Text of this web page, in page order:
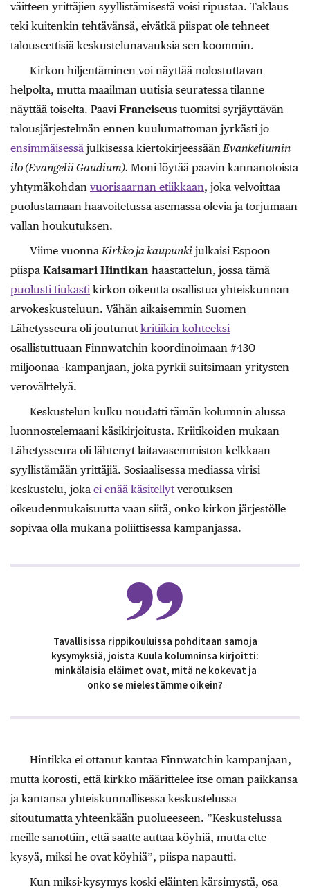
väitteen yrittäjien syyllistämisestä voisi ripustaa. Taklaus
teki kuitenkin tehtävänsä, eivätkä piispat ole tehneet
talouseettisiä keskustelunavauksia sen koommin.
Kirkon hiljentäminen voi näyttää nolostuttavan
helpolta, mutta maailman uutisia seuratessa tilanne
näyttää toiselta. Paavi Franciscus tuomitsi syrjäyttävän
talousjärjestelmän ennen kuulumattoman jyrkästi jo
ensimmäisessä julkisessa kiertokirjeessään Evankeliumin
ilo (Evangelii Gaudium). Moni löytää paavin kannanotoista
yhtymäkohdan vuorisaarnan etiikkaan, joka velvoittaa
puolustamaan haavoitetussa asemassa olevia ja torjumaan
vallan houkutuksen.
Viime vuonna Kirkko ja kaupunki julkaisi Espoon
piispa Kaisamari Hintikan haastattelun, jossa tämä
puolusti tiukasti kirkon oikeutta osallistua yhteiskunnan
arvokeskusteluun. Vähän aikaisemmin Suomen
Lähetysseura oli joutunut kritiikin kohteeksi
osallistuttuaan Finnwatchin koordinoimaan #430
miljoonaa -kampanjaan, joka pyrkii suitsimaan yritysten
verovälttelyä.
Keskustelun kulku noudatti tämän kolumnin alussa
luonnostelemaani käsikirjoitusta. Kriitikoiden mukaan
Lähetysseura oli lähtenyt laitavasemmiston kelkkaan
syyllistämään yrittäjiä. Sosiaalisessa mediassa virisi
keskustelu, joka ei enää käsitellyt verotuksen
oikeudenmukaisuutta vaan siitä, onko kirkon järjestölle
sopivaa olla mukana poliittisessa kampanjassa.
Tavallisissa rippikouluissa pohditaan samoja
kysymyksiä, joista Kuula kolumninsa kirjoitti:
minkälaisia eläimet ovat, mitä ne kokevat ja
onko se mielestämme oikein?
Hintikka ei ottanut kantaa Finnwatchin kampanjaan,
mutta korosti, että kirkko määrittelee itse oman paikkansa
ja kantansa yhteiskunnallisessa keskustelussa
sitoutumatta yhteenkään puolueeseen. ”Keskustelussa
meille sanottiin, että saatte auttaa köyhiä, mutta ette
kysyä, miksi he ovat köyhiä”, piispa napautti.
Kun miksi-kysymys koski eläinten kärsimystä, osa